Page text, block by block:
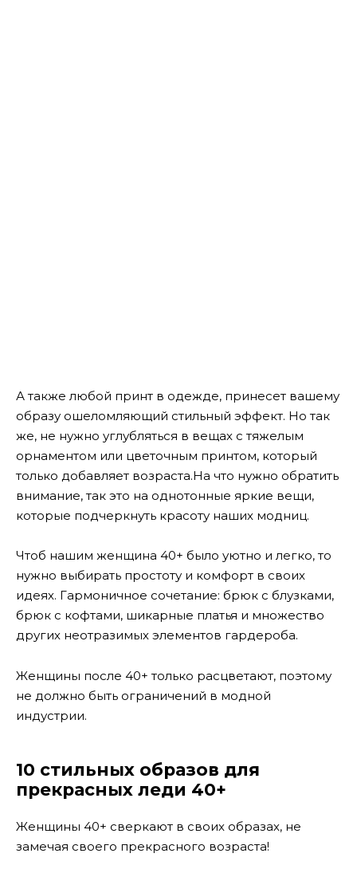
А также любой принт в одежде, принесет вашему
образу ошеломляющий стильный эффект. Но так
же, не нужно углубляться в вещах с тяжелым
орнаментом или цветочным принтом, который
только добавляет возраста.На что нужно обратить
внимание, так это на однотонные яркие вещи,
которые подчеркнуть красоту наших модниц.
Чтоб нашим женщина 40+ было уютно и легко, то
нужно выбирать простоту и комфорт в своих
идеях. Гармоничное сочетание: брюк с блузками,
брюк с кофтами, шикарные платья и множество
других неотразимых элементов гардероба.
Женщины после 40+ только расцветают, поэтому
не должно быть ограничений в модной
индустрии.
10 стильных образов для
прекрасных леди 40+
Женщины 40+ сверкают в своих образах, не
замечая своего прекрасного возраста!